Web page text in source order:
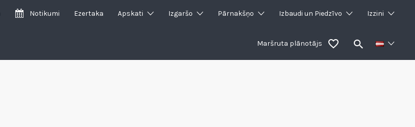
Notikumi Ezertaka Apskati Izgaršo Pārnakšņo Izbaudi un Piedzīvo Izzini
Maršruta plānotājs